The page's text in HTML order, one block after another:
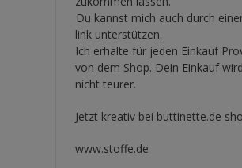
Du kannst mich auch durch
link unterstützen.
Ich erhalte für jeden Einkauf
von dem Shop. Dein Einkauf
nicht teurer.
Jetzt kreativ bei buttinette.de
www.stoffe.de